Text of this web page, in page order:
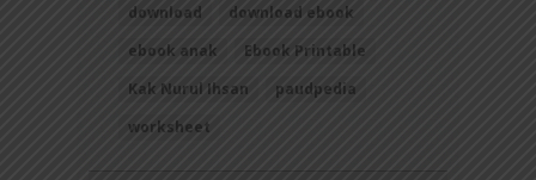
download
download ebook
ebook anak
Ebook Printable
Kak Nurul Ihsan
paudpedia
worksheet